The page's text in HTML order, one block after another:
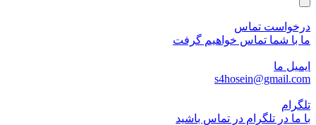
درخواست تماس
ما با شما تماس خواهیم گرفت
ایمیل ما
s4hosein@gmail.com
تلگرام
با ما در تلگرام در تماس باشید